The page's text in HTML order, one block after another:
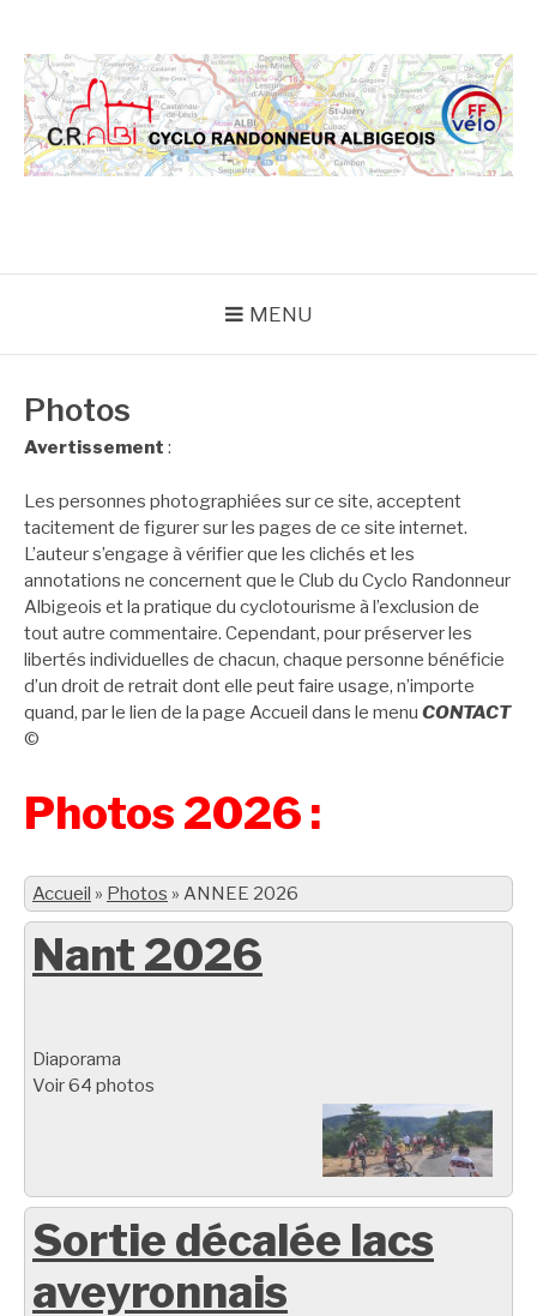
contenu
MENU
Photos
Avertissement :
Les personnes photographiées sur ce site, acceptent
tacitement de figurer sur les pages de ce site internet.
L’auteur s’engage à vérifier que les clichés et les
annotations ne concernent que le Club du Cyclo Randonneur
Albigeois et la pratique du cyclotourisme à l’exclusion de
tout autre commentaire. Cependant, pour préserver les
libertés individuelles de chacun, chaque personne bénéficie
d’un droit de retrait dont elle peut faire usage, n’importe
quand, par le lien de la page Accueil dans le menu CONTACT
©
Photos 2026 :
Accueil » Photos » ANNEE 2026
Nant 2026
Diaporama
Voir 64 photos
Sortie décalée lacs
aveyronnais